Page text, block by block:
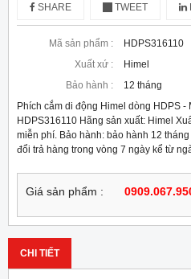
SHARE TWEET
Mã sản phẩm :
HDPS316110
Xuất xứ :
Himel
Bảo hành :
12 tháng
Phích cắm di động Himel dòng HDPS
HDPS316110 Hãng sản xuất: Himel
miễn phí. Bảo hành: bảo hành 12
đổi trả hàng trong vòng 7 ngày kể từ
Giá sản phẩm :
CHI TIẾT